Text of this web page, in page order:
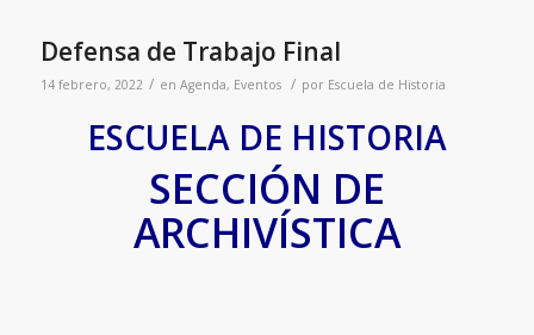
Defensa de Trabajo Final
14 febrero, 2022 / en Agenda, Eventos / por Escuela de Historia
ESCUELA DE HISTORIA
SECCIÓN DE
ARCHIVÍSTICA